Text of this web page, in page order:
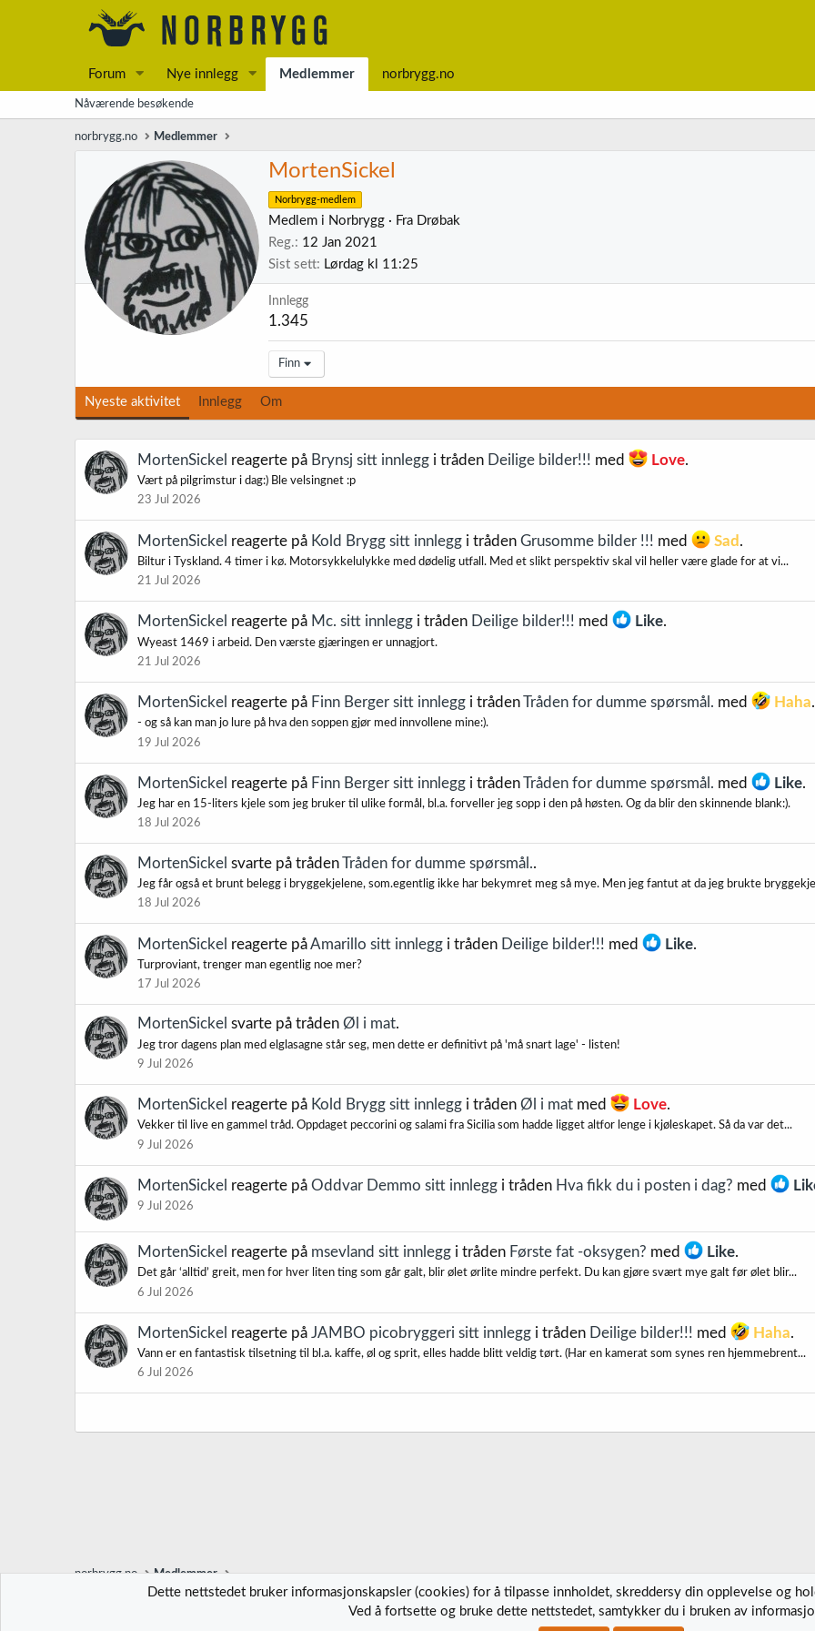
Forum Nye innlegg Medlemmer norbrygg.no
Nåværende besøkende
norbrygg.no Medlemmer
MortenSickel
Norbrygg-medlem
Medlem i Norbrygg · Fra Drøbak
Reg.
12 Jan 2021
Sist sett
Lørdag kl 11:25
Innlegg
1.345
Finn
Nyeste aktivitet Innlegg Om
MortenSickel reagerte på Brynsj sitt innlegg i tråden Deilige bilder!!! med Love.
Vært på pilgrimstur i dag:) Ble velsingnet :p
23 Jul 2026
MortenSickel reagerte på Kold Brygg sitt innlegg i tråden Grusomme bilder !!! med Sad .
Biltur i Tyskland. 4 timer i kø. Motorsykkelulykke med dødelig utfall. Med et slikt perspektiv skal vil heller være glade for at vi...
21 Jul 2026
MortenSickel reagerte på Mc. sitt innlegg i tråden Deilige bilder!!! med Like.
Wyeast 1469 i arbeid. Den værste gjæringen er unnagjort.
21 Jul 2026
MortenSickel reagerte på Finn Berger sitt innlegg i trådenTråden for dumme spørsmål. med Haha.
- og så kan man jo lure på hva den soppen gjør med innvollene mine:).
19 Jul 2026
MortenSickel reagerte på Finn Berger sitt innlegg i trådenTråden for dumme spørsmål. med Like.
Jeg har en 15-liters kjele som jeg bruker til ulike formål, bl.a. forveller jeg sopp i den på høsten. Og da blir den skinnende blank:).
18 Jul 2026
MortenSickel svarte på trådenTråden for dumme spørsmål..
Jeg får også et brunt belegg i bryggekjelene, som.egentlig ikke har bekymret meg så mye. Men jeg fantut at da jeg brukte
18 Jul 2026
MortenSickel reagerte påAmarillo sitt innlegg i tråden Deilige bilder!!! med Like.
Turproviant, trenger man egentlig noe mer?
17 Jul 2026
MortenSickel svarte på tråden Øl i mat.
Jeg tror dagens plan med elglasagne står seg, men dette er definitivt på 'må snart lage' - listen!
9 Jul 2026
MortenSickel reagerte på Kold Brygg sitt innlegg i tråden Øl i mat med Love.
Vekker til live en gammel tråd. Oppdaget peccorini og salami fra Sicilia som hadde ligget altfor lenge i kjøleskapet. Så da var det...
9 Jul 2026
MortenSickel reagerte på Oddvar Demmo sitt innlegg i tråden Hva fikk du i posten i dag? med
9 Jul 2026
MortenSickel reagerte på msevland sitt innlegg i tråden Første fat -oksygen? med Like.
Det går ‘alltid’ greit, men for hver liten ting som går galt, blir ølet ørlite mindre perfekt. Du kan gjøre svært mye galt før ølet blir...
6 Jul 2026
MortenSickel reagerte på JAMBO picobryggeri sitt innlegg i tråden Deilige bilder!!! med Haha.
Vann er en fantastisk tilsetning til bl.a. kaffe, øl og sprit, elles hadde blitt veldig tørt. (Har en kamerat som synes ren hjemmebrent...
6 Jul 2026
norbrygg.no Medlemmer
Dette nettstedet bruker informasjonskapsler (cookies) for å tilpasse innholdet, skreddersy din opplevelse og
Ved å fortsette og bruke dette nettstedet, samtykker du i bruken av